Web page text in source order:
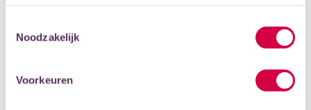
Noodzakelijk
Voorkeuren
half-edelstenen of smeedwerk. Iedere keer pak ik het
weer anders aan; dat past bij me.”
WIST JE DIT AL OVER ERNA?
Erna is dol op het ritme en de energieke manier van